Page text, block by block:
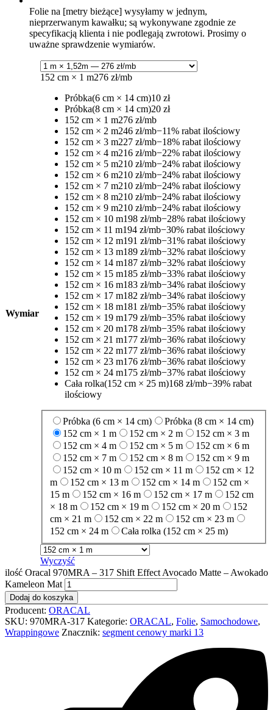
Folie na [metry bieżące] wysyłamy w jednym,
nieprzerwanym kawałku; są wykonywane zgodnie ze
specyfikacją klienta i nie podlegają zwrotowi. Prosimy o
uważne sprawdzenie wymiarów.
Wymiar
152 cm × 1 m276 zł/mb
Próbka(6 cm × 14 cm)10 zł
Próbka(8 cm × 14 cm)20 zł
152 cm × 1 m276 zł/mb
152 cm × 2 m246 zł/mb−11% rabat ilościowy
152 cm × 3 m227 zł/mb−18% rabat ilościowy
152 cm × 4 m216 zł/mb−22% rabat ilościowy
152 cm × 5 m210 zł/mb−24% rabat ilościowy
152 cm × 6 m210 zł/mb−24% rabat ilościowy
152 cm × 7 m210 zł/mb−24% rabat ilościowy
152 cm × 8 m210 zł/mb−24% rabat ilościowy
152 cm × 9 m210 zł/mb−24% rabat ilościowy
152 cm × 10 m198 zł/mb−28% rabat ilościowy
152 cm × 11 m194 zł/mb−30% rabat ilościowy
152 cm × 12 m191 zł/mb−31% rabat ilościowy
152 cm × 13 m189 zł/mb−32% rabat ilościowy
152 cm × 14 m187 zł/mb−32% rabat ilościowy
152 cm × 15 m185 zł/mb−33% rabat ilościowy
152 cm × 16 m183 zł/mb−34% rabat ilościowy
152 cm × 17 m182 zł/mb−34% rabat ilościowy
152 cm × 18 m181 zł/mb−35% rabat ilościowy
152 cm × 19 m179 zł/mb−35% rabat ilościowy
152 cm × 20 m178 zł/mb−35% rabat ilościowy
152 cm × 21 m177 zł/mb−36% rabat ilościowy
152 cm × 22 m177 zł/mb−36% rabat ilościowy
152 cm × 23 m176 zł/mb−36% rabat ilościowy
152 cm × 24 m175 zł/mb−37% rabat ilościowy
Cała rolka(152 cm × 25 m)168 zł/mb−39% rabat
ilościowy
Próbka (6 cm × 14 cm)
Próbka (8 cm × 14 cm)
152 cm × 1 m
152 cm × 2 m
152 cm × 3 m
152 cm × 4 m
152 cm × 5 m
152 cm × 6 m
152 cm × 7 m
152 cm × 8 m
152 cm × 9 m
152 cm × 10 m
152 cm × 11 m
152 cm × 12
m
152 cm × 13 m 152 cm × 14 m
152 cm ×
15 m
152 cm × 16 m 152 cm × 17 m
152 cm
× 18 m
152 cm × 19 m 152 cm × 20 m
152
cm × 21 m
152 cm × 22 m
152 cm × 23 m
152 cm × 24 m
Cała rolka (152 cm × 25 m)
Wyczyść
ilość Oracal 970MRA – 317 Shift Effect Avocado Matte – Awokado
Kameleon Mat
Dodaj do koszyka
Producent: ORACAL
SKU: 970MRA-317 Kategorie: ORACAL, Folie, Samochodowe,
Wrappingowe Znacznik: segment cenowy marki 13